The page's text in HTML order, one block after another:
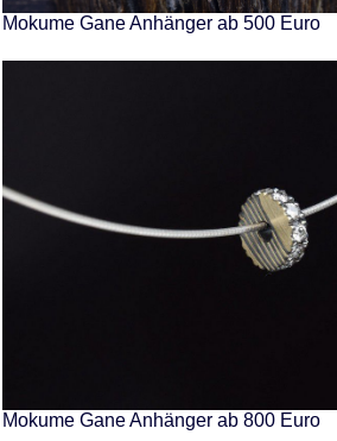
Mokume Gane Anhänger ab 500 Euro
Mokume Gane Anhänger ab 800 Euro